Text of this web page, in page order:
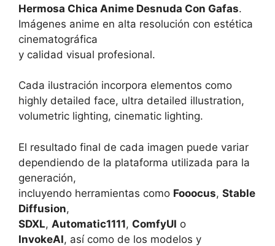
Hermosa Chica Anime Desnuda Con Gafas.
Imágenes anime en alta resolución con estética
cinematográfica
y calidad visual profesional.
Cada ilustración incorpora elementos como
highly detailed face, ultra detailed illustration,
volumetric lighting, cinematic lighting.
El resultado final de cada imagen puede variar
dependiendo de la plataforma utilizada para la
generación,
incluyendo herramientas como Fooocus, Stable
Diffusion,
SDXL, Automatic1111, ComfyUI o
InvokeAI, así como de los modelos y